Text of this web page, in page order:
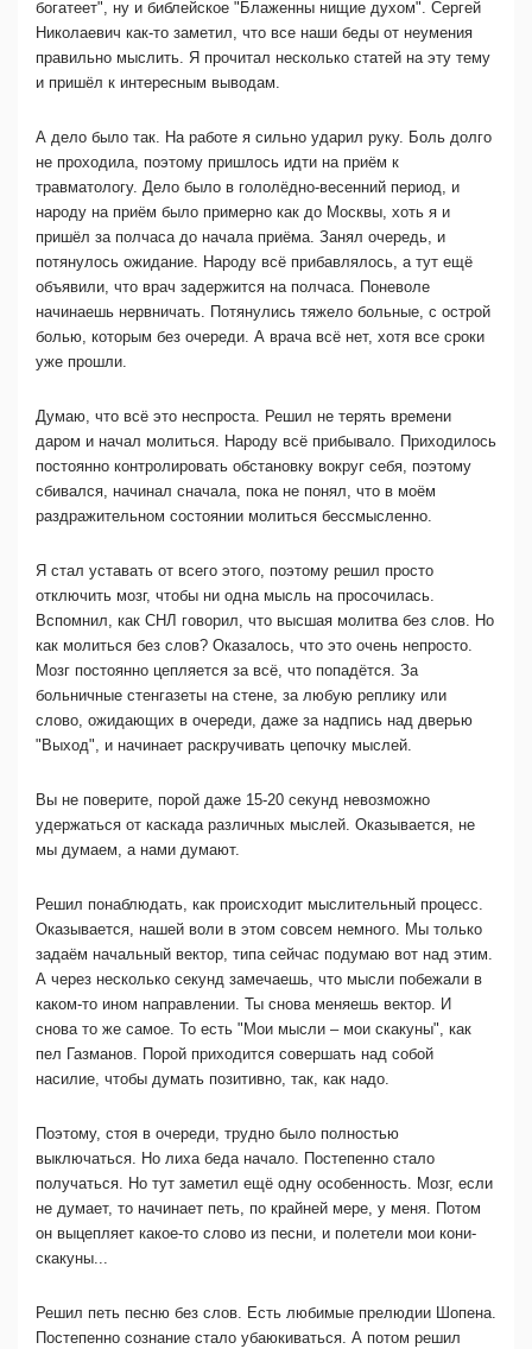
богатеет", ну и библейское "Блаженны нищие духом". Сергей
Николаевич как-то заметил, что все наши беды от неумения
правильно мыслить. Я прочитал несколько статей на эту тему
и пришёл к интересным выводам.
А дело было так. На работе я сильно ударил руку. Боль долго
не проходила, поэтому пришлось идти на приём к
травматологу. Дело было в гололёдно-весенний период, и
народу на приём было примерно как до Москвы, хоть я и
пришёл за полчаса до начала приёма. Занял очередь, и
потянулось ожидание. Народу всё прибавлялось, а тут ещё
объявили, что врач задержится на полчаса. Поневоле
начинаешь нервничать. Потянулись тяжело больные, с острой
болью, которым без очереди. А врача всё нет, хотя все сроки
уже прошли.
Думаю, что всё это неспроста. Решил не терять времени
даром и начал молиться. Народу всё прибывало. Приходилось
постоянно контролировать обстановку вокруг себя, поэтому
сбивался, начинал сначала, пока не понял, что в моём
раздражительном состоянии молиться бессмысленно.
Я стал уставать от всего этого, поэтому решил просто
отключить мозг, чтобы ни одна мысль на просочилась.
Вспомнил, как СНЛ говорил, что высшая молитва без слов. Но
как молиться без слов? Оказалось, что это очень непросто.
Мозг постоянно цепляется за всё, что попадётся. За
больничные стенгазеты на стене, за любую реплику или
слово, ожидающих в очереди, даже за надпись над дверью
"Выход", и начинает раскручивать цепочку мыслей.
Вы не поверите, порой даже 15-20 секунд невозможно
удержаться от каскада различных мыслей. Оказывается, не
мы думаем, а нами думают.
Решил понаблюдать, как происходит мыслительный процесс.
Оказывается, нашей воли в этом совсем немного. Мы только
задаём начальный вектор, типа сейчас подумаю вот над этим.
А через несколько секунд замечаешь, что мысли побежали в
каком-то ином направлении. Ты снова меняешь вектор. И
снова то же самое. То есть "Мои мысли – мои скакуны", как
пел Газманов. Порой приходится совершать над собой
насилие, чтобы думать позитивно, так, как надо.
Поэтому, стоя в очереди, трудно было полностью
выключаться. Но лиха беда начало. Постепенно стало
получаться. Но тут заметил ещё одну особенность. Мозг, если
не думает, то начинает петь, по крайней мере, у меня. Потом
он выцепляет какое-то слово из песни, и полетели мои кони-
скакуны...
Решил петь песню без слов. Есть любимые прелюдии Шопена.
Постепенно сознание стало убаюкиваться. А потом решил